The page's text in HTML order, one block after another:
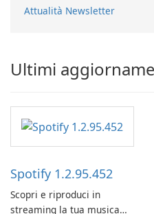
Attualità Newsletter
Ultimi
Spotify 1.2.95.452
Scopri e riproduci in
streaming la tua musica